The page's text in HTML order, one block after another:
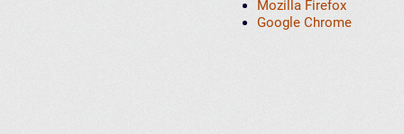
Mozilla Firefox
Google Chrome